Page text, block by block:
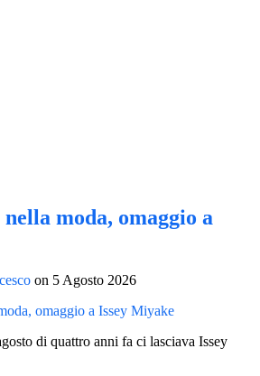
moda, omaggio a
on 5 Agosto 2026
di quattro anni fa ci lasciava Issey